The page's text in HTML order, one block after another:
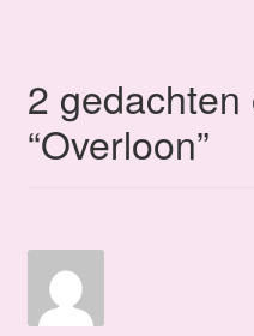
2 gedachten
“Overloon”